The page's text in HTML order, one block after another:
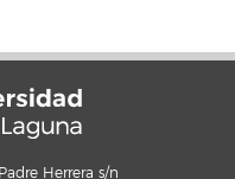
Herrera s/n